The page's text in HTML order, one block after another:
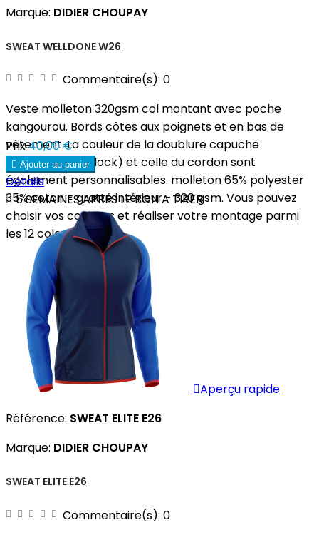
Marque: DIDIER CHOUPAY
SWEAT WELLDONE W26
Commentaire(s): 0
Veste molleton 320gsm col montant avec poche
kangourou. Bords côtes aux poignets et en bas de
vêtement. La couleur de la doublure capuche
(polyester interlock) et celle du cordon sont
également personnalisables. molleton 65% polyester
35% coton - gratté intérieur - 320 gsm. Vous pouvez
choisir vos couleurs et réaliser votre montage parmi
les 12 coloris...
Prix40,00 €
 Ajouter au panier
Détails
5 SEMAINES APRES LE BON A TIRER
Aperçu rapide
Référence: SWEAT ELITE E26
Marque: DIDIER CHOUPAY
SWEAT ELITE E26
Commentaire(s): 0